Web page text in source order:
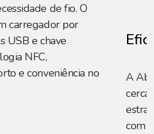
de fio. O
carregador por
USB e chave
NFC,
e conveniência no
A
cerca
com